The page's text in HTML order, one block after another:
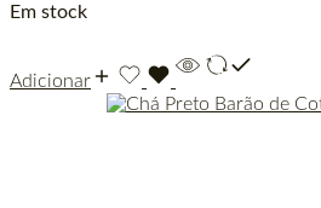
Em stock
Adicionar